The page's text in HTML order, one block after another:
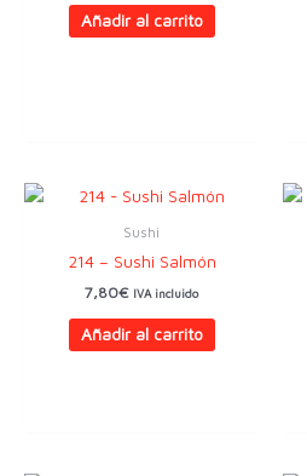
Añadir al carrito
Sushi
214 – Sushi Salmón
7,80€ IVA incluido
Añadir al carrito